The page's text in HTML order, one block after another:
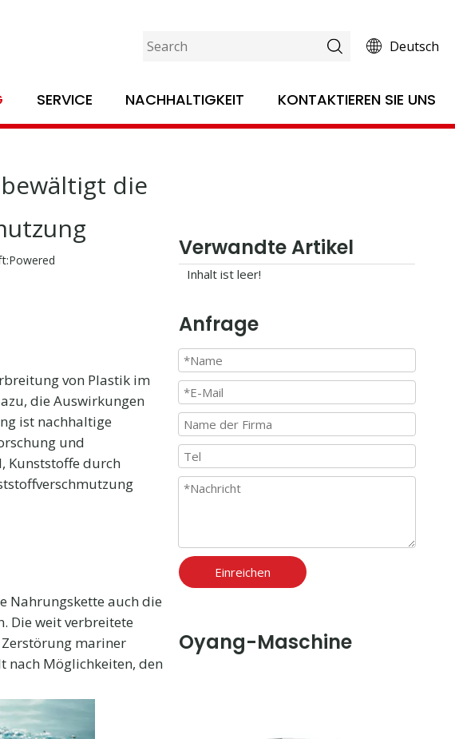
Deutsch
SERVICE NACHHALTIGKEIT KONTAKTIEREN SIE UNS
die
Powered
von Plastik im
die Auswirkungen
ist nachhaltige
und
Kunststoffe durch
Nahrungskette auch die
Die weit verbreitete
mariner
nach Möglichkeiten, den
Verwandte Artikel
Inhalt ist leer!
Anfrage
Einreichen
Oyang-Maschine